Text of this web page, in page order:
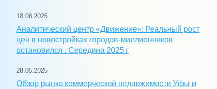
18.08.2025
Аналитический центр «Движение»: Реальный рост
цен в новостройках городов-миллионников
остановился . Середина 2025 г
28.05.2025
Обзор рынка коммерческой недвижимости Уфы и